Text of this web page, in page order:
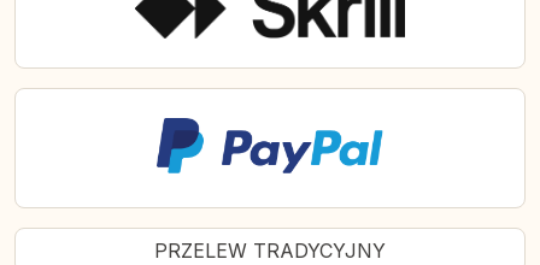
PRZELEW TRADYCYJNY